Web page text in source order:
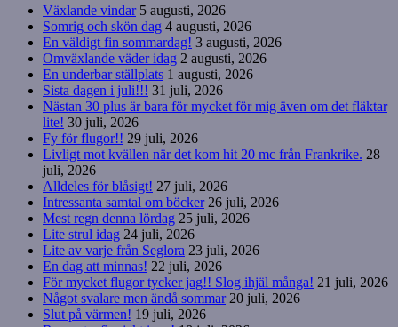
Växlande vindar 5 augusti, 2026
Somrig och skön dag 4 augusti, 2026
En väldigt fin sommardag! 3 augusti, 2026
Omväxlande väder idag 2 augusti, 2026
En underbar ställplats 1 augusti, 2026
Sista dagen i juli!!! 31 juli, 2026
Nästan 30 plus är bara för mycket för mig även om det fläktar
lite! 30 juli, 2026
Fy för flugor!! 29 juli, 2026
Livligt mot kvällen när det kom hit 20 mc från Frankrike. 28
juli, 2026
Alldeles för blåsigt! 27 juli, 2026
Intressanta samtal om böcker 26 juli, 2026
Mest regn denna lördag 25 juli, 2026
Lite strul idag 24 juli, 2026
Lite av varje från Seglora 23 juli, 2026
En dag att minnas! 22 juli, 2026
För mycket flugor tycker jag!! Slog ihjäl många! 21 juli, 2026
Något svalare men ändå sommar 20 juli, 2026
Slut på värmen! 19 juli, 2026